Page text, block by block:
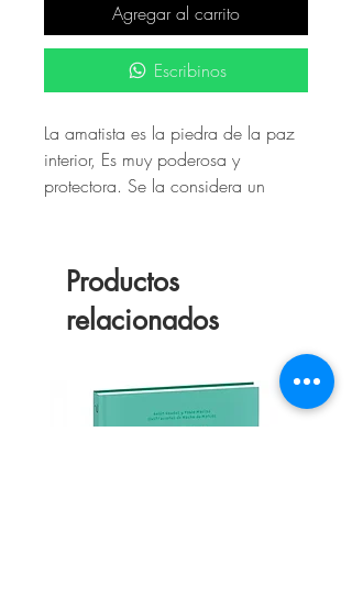
Agregar al carrito
Escribinos
La amatista es la piedra de la paz
interior, Es muy poderosa y
protectora. Se la considera un
negativas.
Limpia el aura y transmuta la
estimular los chakras de la garganta
y coronilla.⁣⁣
Productos
relacionados